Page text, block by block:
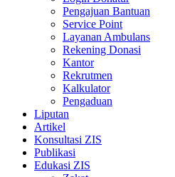
Pengajuan Bantuan
Service Point
Layanan Ambulans
Rekening Donasi
Kantor
Rekrutmen
Kalkulator
Pengaduan
Liputan
Artikel
Konsultasi ZIS
Publikasi
Edukasi ZIS